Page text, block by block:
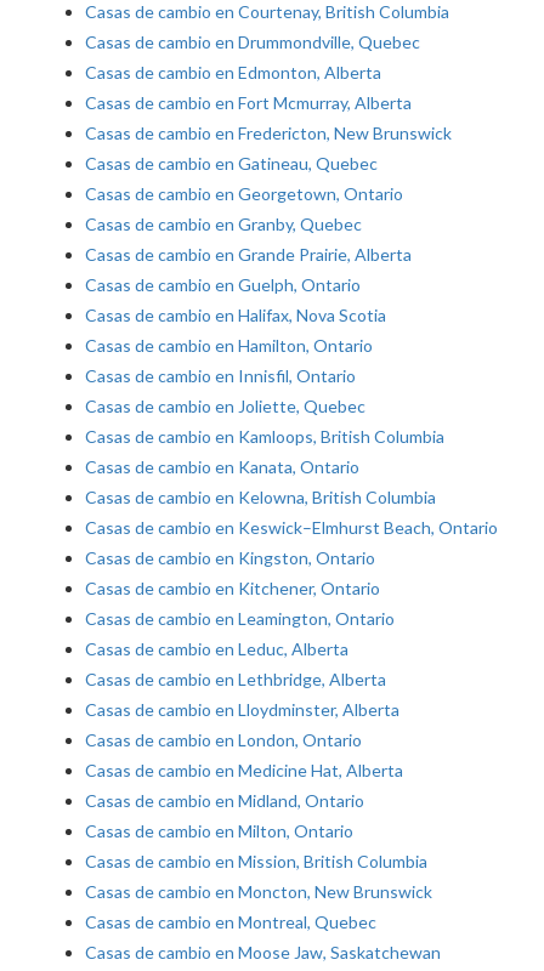
Casas de cambio en Courtenay, British Columbia
Casas de cambio en Drummondville, Quebec
Casas de cambio en Edmonton, Alberta
Casas de cambio en Fort Mcmurray, Alberta
Casas de cambio en Fredericton, New Brunswick
Casas de cambio en Gatineau, Quebec
Casas de cambio en Georgetown, Ontario
Casas de cambio en Granby, Quebec
Casas de cambio en Grande Prairie, Alberta
Casas de cambio en Guelph, Ontario
Casas de cambio en Halifax, Nova Scotia
Casas de cambio en Hamilton, Ontario
Casas de cambio en Innisfil, Ontario
Casas de cambio en Joliette, Quebec
Casas de cambio en Kamloops, British Columbia
Casas de cambio en Kanata, Ontario
Casas de cambio en Kelowna, British Columbia
Casas de cambio en Keswick–Elmhurst Beach, Ontario
Casas de cambio en Kingston, Ontario
Casas de cambio en Kitchener, Ontario
Casas de cambio en Leamington, Ontario
Casas de cambio en Leduc, Alberta
Casas de cambio en Lethbridge, Alberta
Casas de cambio en Lloydminster, Alberta
Casas de cambio en London, Ontario
Casas de cambio en Medicine Hat, Alberta
Casas de cambio en Midland, Ontario
Casas de cambio en Milton, Ontario
Casas de cambio en Mission, British Columbia
Casas de cambio en Moncton, New Brunswick
Casas de cambio en Montreal, Quebec
Casas de cambio en Moose Jaw, Saskatchewan